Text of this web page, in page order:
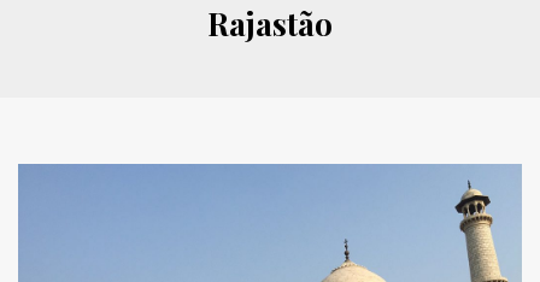
Rajastão